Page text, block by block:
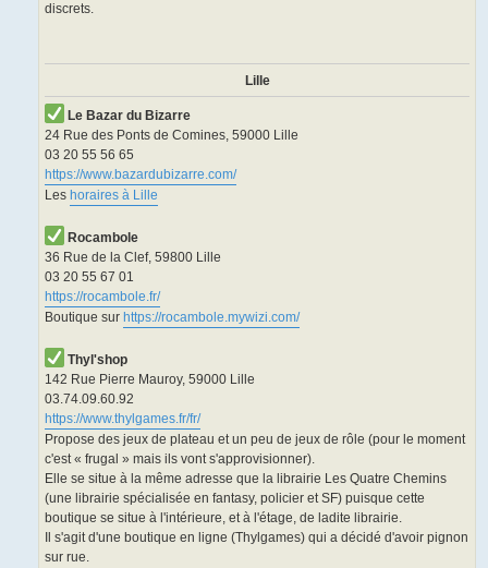
discrets.
Lille
Le Bazar du Bizarre
24 Rue des Ponts de Comines, 59000 Lille
03 20 55 56 65
https://www.bazardubizarre.com/
Les horaires à Lille
Rocambole
36 Rue de la Clef, 59800 Lille
03 20 55 67 01
https://rocambole.fr/
Boutique sur https://rocambole.mywizi.com/
Thyl'shop
142 Rue Pierre Mauroy, 59000 Lille
03.74.09.60.92
https://www.thylgames.fr/fr/
Propose des jeux de plateau et un peu de jeux de rôle (pour le moment
c'est « frugal » mais ils vont s'approvisionner).
Elle se situe à la même adresse que la librairie Les Quatre Chemins
(une librairie spécialisée en fantasy, policier et SF) puisque cette
boutique se situe à l'intérieure, et à l'étage, de ladite librairie.
Il s'agit d'une boutique en ligne (Thylgames) qui a décidé d'avoir pignon
sur rue.